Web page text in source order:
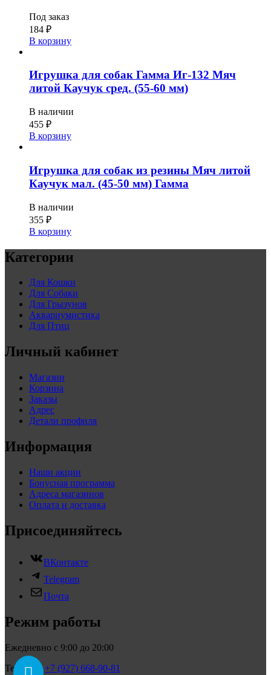
Под заказ
184 ₽
В корзину
Игрушка для собак Гамма Иг-132 Мяч
литой Каучук сред. (55-60 мм)
В наличии
455 ₽
В корзину
Игрушка для собак из резины Мяч литой
Каучук мал. (45-50 мм) Гамма
В наличии
355 ₽
В корзину
Категории
Для Кошки
Для Собаки
Для Грызунов
Аквариумистика
Для Птиц
Личный кабинет
Магазин
Корзина
Заказы
Адрес
Детали профиля
Информация
Наши акции
Бонусная программа
Адреса магазинов
Оплата и доставка
Присоединяйтесь
ВКонтакте
Telegram
Почта
Режим работы
Ежедневно с 9:00 до 20:00
Телефон:+7 (927) 668-90-81